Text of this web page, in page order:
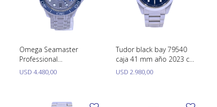
Omega Seamaster
Professional
210.30.42.20.06.001 caja
42 mm. Año 2020
USD 4.480,00
Tudor black bay 79540
caja 41 mm año 2023 con
papeles. Excelente
condición.
USD 2.980,00